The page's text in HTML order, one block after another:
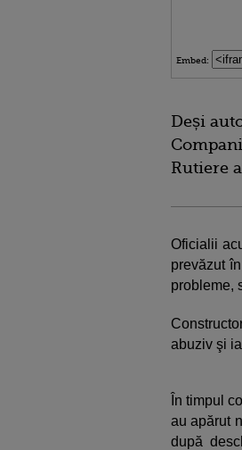
Embed:
Deși
Rutiere
Oficialii
prevăzut
probleme,
abuziv şi
În timpul
au apărut
după